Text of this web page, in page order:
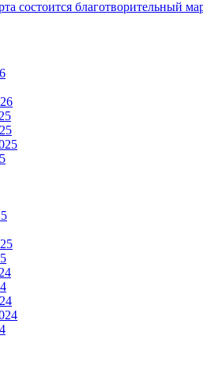
состоится благотворительный